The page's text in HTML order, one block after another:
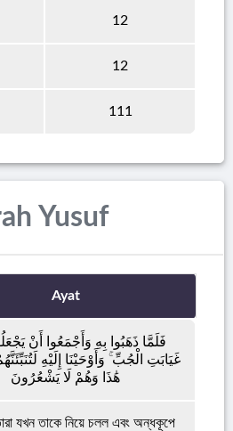
12
12
111
Yusuf
Ayat
فَلَمَّا ذَهَبُوا بِهِ وَأَجْمَعُوا أَنْ
غَيَابَتِ الْجُبِّ ۚ وَأَوْحَيْنَا إِلَيْهِ
هَٰذَا وَهُمْ لَا يَشْعُرُونَ
যখন তাকে নিয়ে চলল এবং অন্ধকূপে